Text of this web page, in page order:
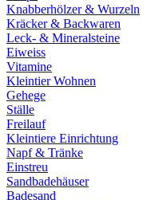
Knabberhölzer & Wurzeln
Kräcker & Backwaren
Leck- & Mineralsteine
Eiweiss
Vitamine
Kleintier Wohnen
Gehege
Ställe
Freilauf
Kleintiere Einrichtung
Napf & Tränke
Einstreu
Sandbadehäuser
Badesand